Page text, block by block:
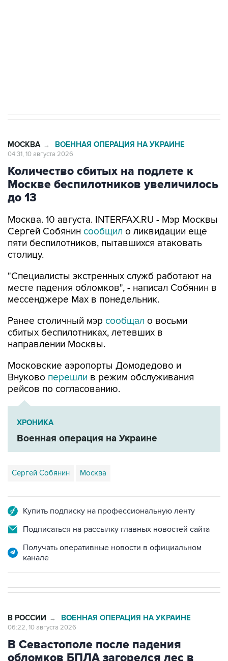
МОСКВА → ВОЕННАЯ ОПЕРАЦИЯ НА УКРАИНЕ
04:31, 10 августа 2026
Количество сбитых на подлете к
Москве беспилотников увеличилось
до 13
Москва. 10 августа. INTERFAX.RU - Мэр Москвы
Сергей Собянин сообщил о ликвидации еще
пяти беспилотников, пытавшихся атаковать
столицу.
"Специалисты экстренных служб работают на
месте падения обломков", - написал Собянин в
мессенджере Max в понедельник.
Ранее столичный мэр сообщал о восьми
сбитых беспилотниках, летевших в
направлении Москвы.
Московские аэропорты Домодедово и
Внуково перешли в режим обслуживания
рейсов по согласованию.
ХРОНИКА
Военная операция на Украине
Сергей Собянин Москва
Купить подписку на профессиональную ленту
Подписаться на рассылку главных новостей сайта
Получать оперативные новости в официальном
канале
В РОССИИ → ВОЕННАЯ ОПЕРАЦИЯ НА УКРАИНЕ
06:22, 10 августа 2026
В Севастополе после падения
обломков БПЛА загорелся лес в